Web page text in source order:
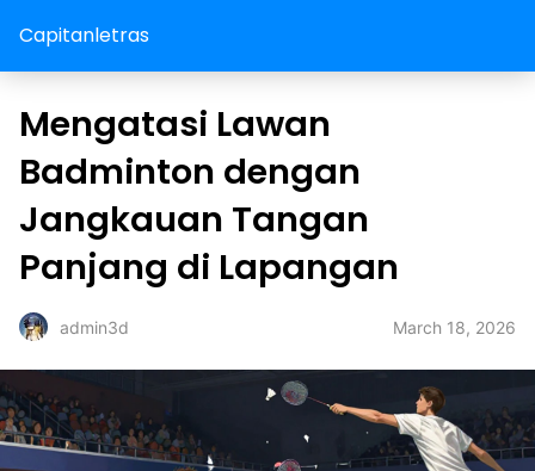
Capitanletras
Mengatasi Lawan
Badminton dengan
Jangkauan Tangan
Panjang di Lapangan
admin3d March 18, 2026